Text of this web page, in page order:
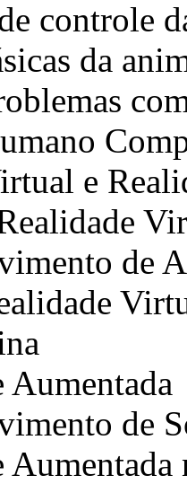
controle
da
e
de
Aumentada
de